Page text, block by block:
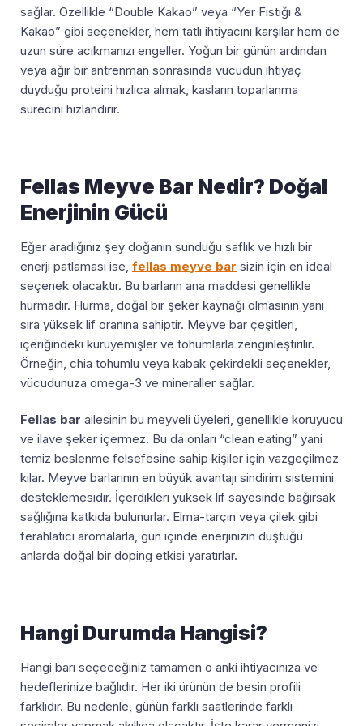
sağlar. Özellikle “Double Kakao” veya “Yer Fıstığı &
Kakao” gibi seçenekler, hem tatlı ihtiyacını karşılar hem de
uzun süre acıkmanızı engeller. Yoğun bir günün ardından
veya ağır bir antrenman sonrasında vücudun ihtiyaç
duyduğu proteini hızlıca almak, kasların toparlanma
sürecini hızlandırır.
Fellas Meyve Bar Nedir? Doğal
Enerjinin Gücü
Eğer aradığınız şey doğanın sunduğu saflık ve hızlı bir
enerji patlaması ise, fellas meyve bar sizin için en ideal
seçenek olacaktır. Bu barların ana maddesi genellikle
hurmadır. Hurma, doğal bir şeker kaynağı olmasının yanı
sıra yüksek lif oranına sahiptir. Meyve bar çeşitleri,
içeriğindeki kuruyemişler ve tohumlarla zenginleştirilir.
Örneğin, chia tohumlu veya kabak çekirdekli seçenekler,
vücudunuza omega-3 ve mineraller sağlar.
Fellas bar ailesinin bu meyveli üyeleri, genellikle koruyucu
ve ilave şeker içermez. Bu da onları “clean eating” yani
temiz beslenme felsefesine sahip kişiler için vazgeçilmez
kılar. Meyve barlarının en büyük avantajı sindirim sistemini
desteklemesidir. İçerdikleri yüksek lif sayesinde bağırsak
sağlığına katkıda bulunurlar. Elma-tarçın veya çilek gibi
ferahlatıcı aromalarla, gün içinde enerjinizin düştüğü
anlarda doğal bir doping etkisi yaratırlar.
Hangi Durumda Hangisi?
Hangi barı seçeceğiniz tamamen o anki ihtiyacınıza ve
hedeflerinize bağlıdır. Her iki ürünün de besin profili
farklıdır. Bu nedenle, günün farklı saatlerinde farklı